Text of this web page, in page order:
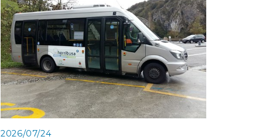
2026/07/24